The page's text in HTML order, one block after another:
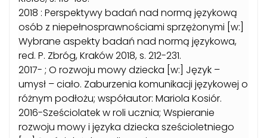
2018 : Perspektywy badań nad normą językową
osób z niepełnosprawnościami sprzężonymi [w:]
Wybrane aspekty badań nad normą językowa,
red. P. Zbróg, Kraków 2018, s. 212-231.
2017- ; O rozwoju mowy dziecka [w:] Język –
umysł – ciało. Zaburzenia komunikacji językowej o
różnym podłożu; współautor: Mariola Kosiór.
2016-Sześciolatek w roli ucznia; Wspieranie
rozwoju mowy i języka dziecka sześcioletniego